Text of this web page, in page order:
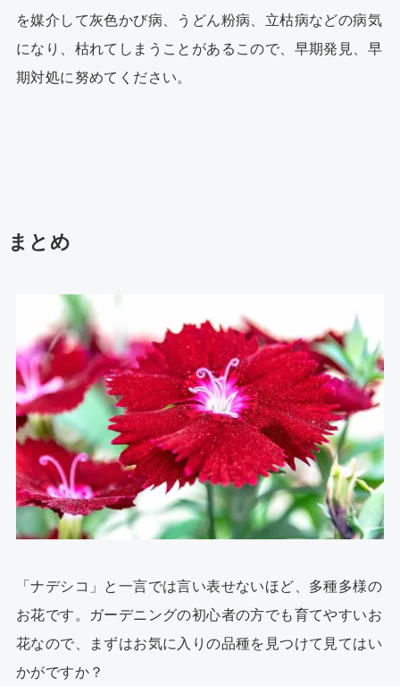
を媒介して灰色かび病、うどん粉病、立枯病などの病気
になり、枯れてしまうことがあるこので、早期発見、早
期対処に努めてください。
まとめ
「ナデシコ」と一言では言い表せないほど、多種多様の
お花です。ガーデニングの初心者の方でも育てやすいお
花なので、まずはお気に入りの品種を見つけて見てはい
かがですか？